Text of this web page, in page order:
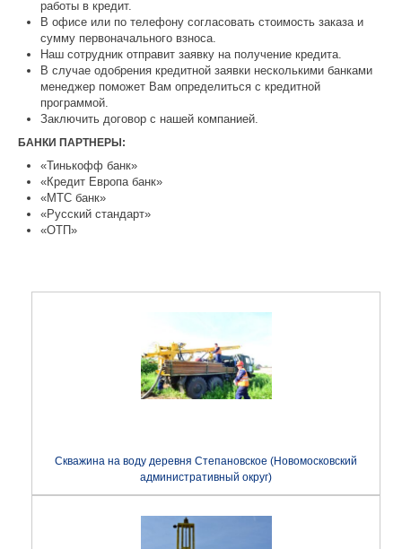
работы в кредит.
В офисе или по телефону согласовать стоимость заказа и
сумму первоначального взноса.
Наш сотрудник отправит заявку на получение кредита.
В случае одобрения кредитной заявки несколькими банками
менеджер поможет Вам определиться с кредитной
программой.
Заключить договор с нашей компанией.
БАНКИ ПАРТНЕРЫ:
«Тинькофф банк»
«Кредит Европа банк»
«МТС банк»
«Русский стандарт»
«ОТП»
Скважина на воду деревня Степановское (Новомосковский
административный округ)